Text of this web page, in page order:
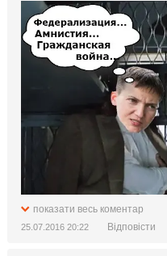
показати весь коментар
25.07.2016 20:22 Відповісти